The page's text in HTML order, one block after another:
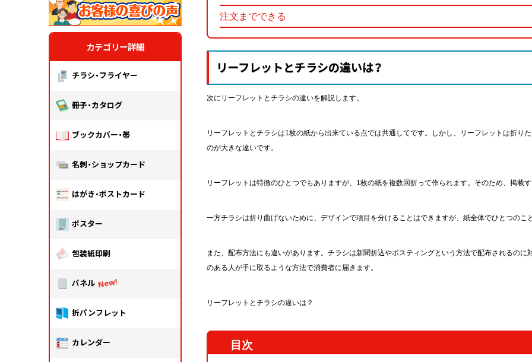
注文までできる
リーフレットとチラシの違いは？
次にリーフレットとチラシの違いを解説します。
リーフレットとチラシは1枚の紙から出来ている点では共通してです。しかし、リーフレットは折り
のが大きな違いです。
リーフレットは特徴のひとつでもありますが、1枚の紙を複数回折って作られます。そのため、掲載
一方チラシは折り曲げないために、デザインで項目を分けることはできますが、紙全体でひとつの
また、配布方法にも違いがあります。チラシは新聞折込やポスティングという方法で配布されるの
のある人が手に取るような方法で消費者に届きます。
リーフレットとチラシの違いは？
カテゴリー詳細
チラシ・フライヤー
冊子・カタログ
ブックカバー・帯
名刺・ショップカード
はがき・ポストカード
ポスター
包装紙印刷
パネル
折パンフレット
カレンダー